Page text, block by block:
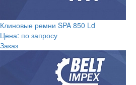
Клиновые ремни SPA 850 Ld
Цена: по запросу
Заказ